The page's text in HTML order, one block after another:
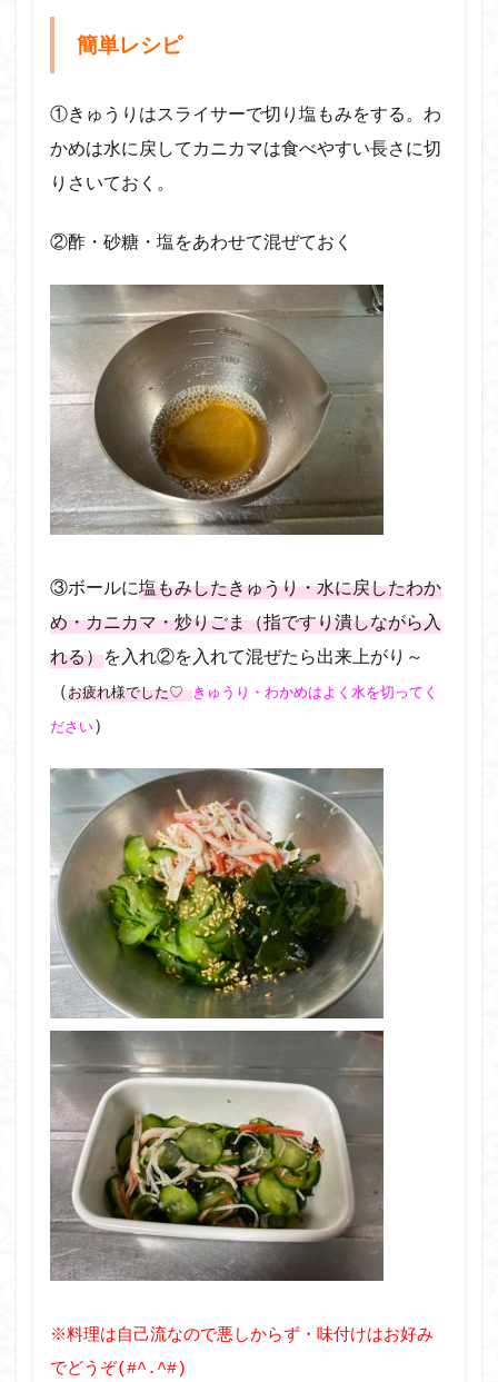
簡単レシピ
①きゅうりはスライサーで切り塩もみをする。わ
かめは水に戻してカニカマは食べやすい長さに切
りさいておく。
②酢・砂糖・塩をあわせて混ぜておく
③ボールに塩もみしたきゅうり・水に戻したわか
め・カニカマ・炒りごま（指ですり潰しながら入
れる）を入れ②を入れて混ぜたら出来上がり～
（お疲れ様でした♡きゅうり・わかめはよく水を切ってく
ださい）
※料理は自己流なので悪しからず・味付けはお好み
でどうぞ(#^.^#)